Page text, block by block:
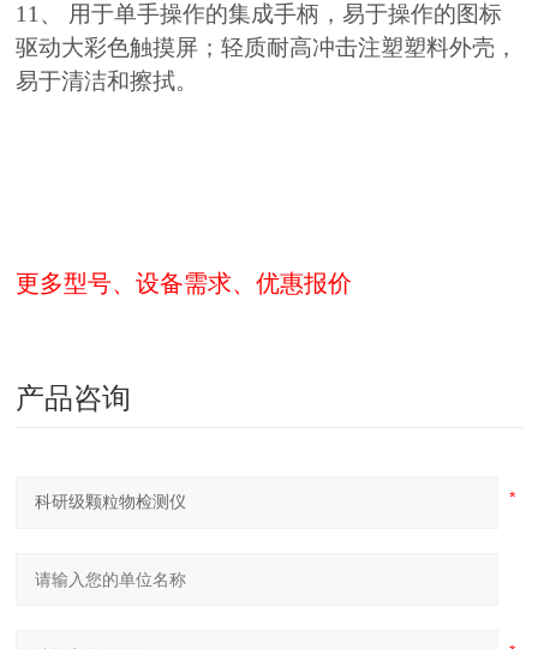
11、 用于单手操作的集成手柄，易于操作的图标
驱动大彩色触摸屏；轻质耐高冲击注塑塑料外壳，
易于清洁和擦拭。
更多型号、设备需求、优惠报价
产品咨询